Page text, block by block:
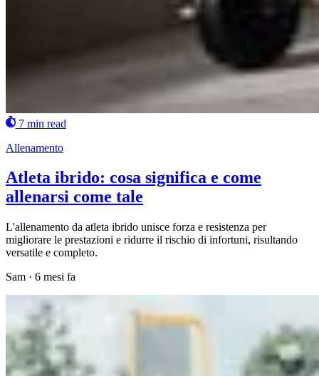
7 min read
Allenamento
Atleta ibrido: cosa significa e come
allenarsi come tale
L'allenamento da atleta ibrido unisce forza e resistenza per
migliorare le prestazioni e ridurre il rischio di infortuni, risultando
versatile e completo.
Sam · 6 mesi fa